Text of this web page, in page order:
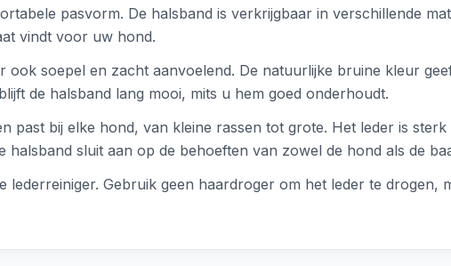
pasvorm. De halsband is verkrijgbaar in verschillende
vindt voor uw hond.
ook soepel en zacht aanvoelend. De natuurlijke bruine kleur
de halsband lang mooi, mits u hem goed onderhoudt.
past bij elke hond, van kleine rassen tot grote. Het leder is
sluit aan op de behoeften van zowel de hond als de
lederreiniger. Gebruik geen haardroger om het leder te drogen,